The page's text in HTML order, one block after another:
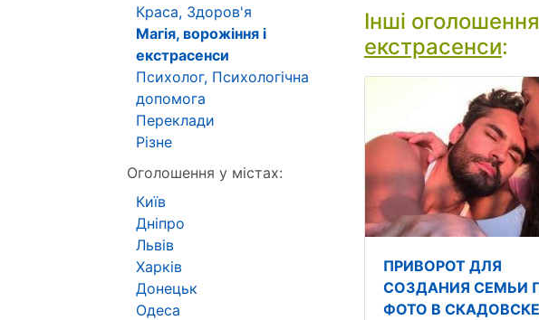
Інші
екстрасенси:
ПРИВОРОТ ДЛЯ
СОЗДАНИЯ СЕМЬИ
ФОТО В
Краса, Здоров'я
Магія, ворожіння і
екстрасенси
Психолог, Психологічна
допомога
Переклади
Різне
Оголошення у містах:
Київ
Дніпро
Львів
Харків
Донецьк
Одеса